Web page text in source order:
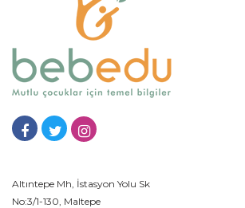
Altıntepe Mh, İstasyon Yolu Sk
No:3/1-130, Maltepe